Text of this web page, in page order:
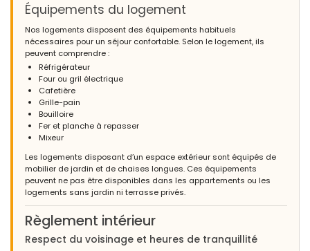
Équipements du logement
Nos logements disposent des équipements habituels
nécessaires pour un séjour confortable. Selon le logement, ils
peuvent comprendre :
Réfrigérateur
Four ou gril électrique
Cafetière
Grille-pain
Bouilloire
Fer et planche à repasser
Mixeur
Les logements disposant d’un espace extérieur sont équipés de
mobilier de jardin et de chaises longues. Ces équipements
peuvent ne pas être disponibles dans les appartements ou les
logements sans jardin ni terrasse privés.
Règlement intérieur
Respect du voisinage et heures de tranquillité